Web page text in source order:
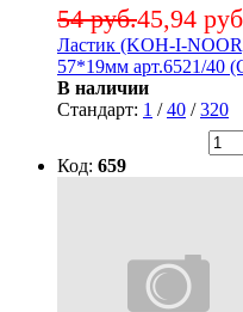
45,94
54 руб.
Ластик (KOH-I-
57*19мм арт.6521/40
В наличии
Стандарт: 1 /40 /320
Код: 659